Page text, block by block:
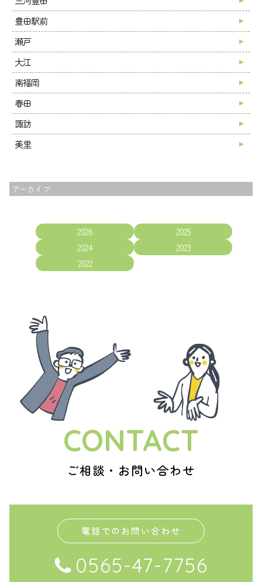
豊田駅前
瀬戸
大江
南福岡
春田
諏訪
美里
アーカイブ
2026
2025
2024
2023
2022
CONTACT
ご相談・お問い合わせ
電話でのお問い合わせ
0565-47-7756